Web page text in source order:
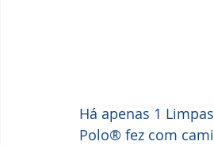
Há apenas 1
Polo® fez com